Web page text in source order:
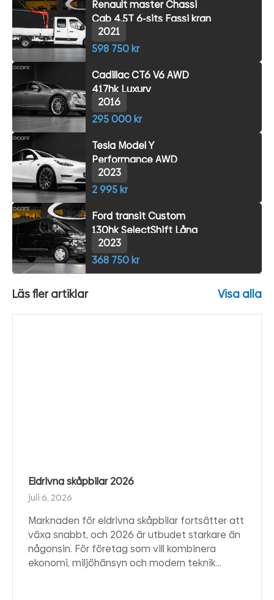
Renault master Chassi
Cab 4.5T 6-sits Fassi kran
2021
598 750 kr
Cadillac CT6 V6 AWD
417hk Luxury
2016
295 000 kr
Tesla Model Y
Performance AWD
2023
2 995 kr
Ford transit Custom
130hk SelectShift Lång
2023
368 750 kr
Läs fler artiklar Visa alla
Eldrivna skåpbilar 2026
juli 6, 2026
Marknaden för eldrivna skåpbilar fortsätter att
växa snabbt, och 2026 är utbudet starkare än
någonsin. För företag som vill kombinera
ekonomi, miljöhänsyn och modern teknik…